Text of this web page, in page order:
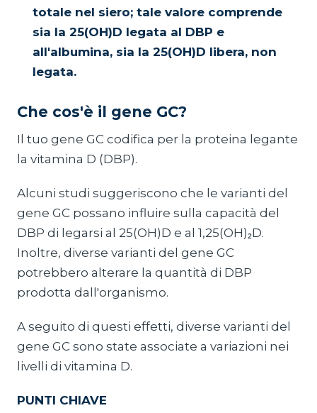
totale nel siero; tale valore comprende
sia la 25(OH)D legata al DBP e
all'albumina, sia la 25(OH)D libera, non
legata.
Che cos'è il gene GC?
Il tuo gene GC codifica per la proteina legante
la vitamina D (DBP).
Alcuni studi suggeriscono che le varianti del
gene GC possano influire sulla capacità del
DBP di legarsi al 25(OH)D e al 1,25(OH)₂D.
Inoltre, diverse varianti del gene GC
potrebbero alterare la quantità di DBP
prodotta dall'organismo.
A seguito di questi effetti, diverse varianti del
gene GC sono state associate a variazioni nei
livelli di vitamina D.
PUNTI CHIAVE